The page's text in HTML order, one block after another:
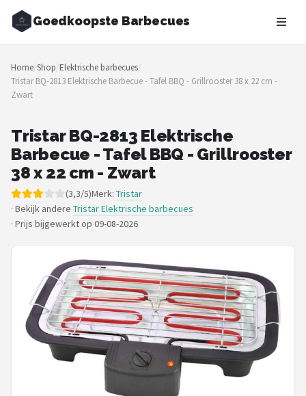
Goedkoopste Barbecues
Zoeken
NAVIGATIE
Shop
Merken
Blog
Recepten
Goedkoopste BBQ's
Gasbarbecues
Houtskoolbarbecues
Shop
POPULAIRE MERKEN
Home/Shop/Elektrische barbecues/
Tristar BQ-2813 Elektrische Barbecue - Tafel BBQ - Grillrooster 38 x 22 cm -
Zwart
Tristar BQ-2813 Elektrische
Barbecue - Tafel BBQ - Grillrooster
38 x 22 cm - Zwart
(3,3/5)Merk: Tristar
· Bekijk andere Tristar Elektrische barbecues
· Prijs bijgewerkt op 09-08-2026